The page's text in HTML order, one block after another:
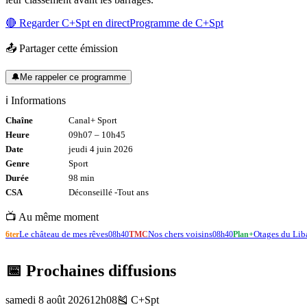
🔴 RegarderC+Spt en directProgramme de C+Spt
📤 Partager cette émission
🔔Me rappeler ce programme
ℹ️ Informations
Chaîne
Canal+ Sport
Heure
09h07 – 10h45
Date
jeudi 4 juin 2026
Genre
Sport
Durée
98 min
CSA
Déconseillé -Tout ans
📺 Au même moment
6terLe château de mes rêves08h40TMCNos chers voisins08h40Plan+Otages du
📅 Prochaines diffusions
samedi 8 août 202612h08🎽 C+Spt